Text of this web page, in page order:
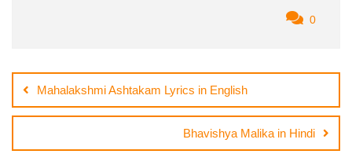
0
navigation
Mahalakshmi Ashtakam Lyrics in English
Bhavishya Malika in Hindi